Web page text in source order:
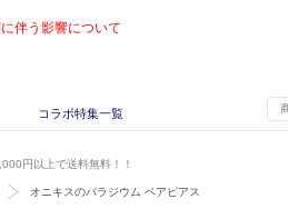
伴う影響について
コラボ特集一覧
円以上で送料無料！！
オニキスのパラジウム ペアピアス